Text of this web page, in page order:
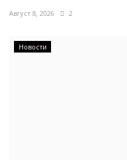
Август 8, 2026 2
Новости